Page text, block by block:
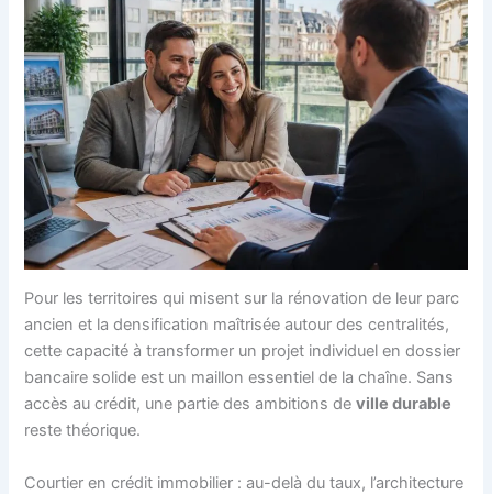
Pour les territoires qui misent sur la rénovation de leur parc
ancien et la densification maîtrisée autour des centralités,
cette capacité à transformer un projet individuel en dossier
bancaire solide est un maillon essentiel de la chaîne. Sans
accès au crédit, une partie des ambitions deville durable
reste théorique.
Courtier en crédit immobilier : au-delà du taux, l’architecture